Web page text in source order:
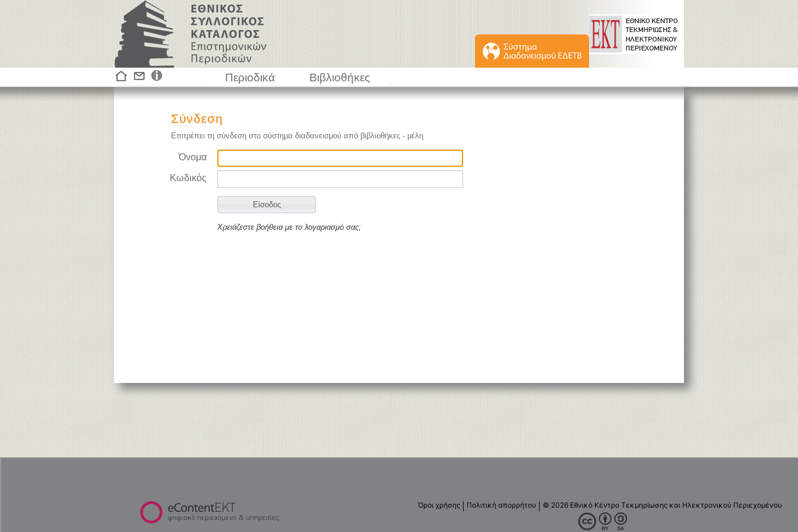
Περιοδικά Βιβλιοθήκες
Σύνδεση
Επιτρέπει τη σύνδεση στο σύστημα διαδανεισμού από βιβλιοθήκες - μέλη
Όνομα
Κωδικός
Χρειάζεστε βοήθεια με το λογαριασμό σας;